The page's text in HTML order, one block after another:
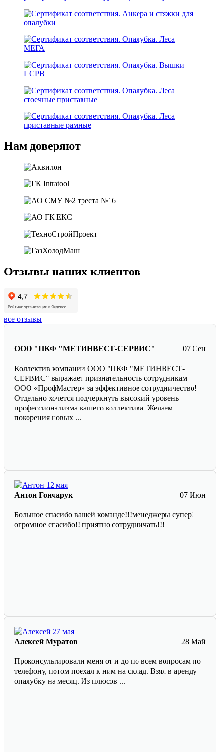
Нам доверяют
Отзывы наших клиентов
все отзывы
07 Сен
ООО "ПКФ "МЕТИНВЕСТ-СЕРВИС"
Коллектив компании ООО "ПКФ "МЕТИНВЕСТ-
СЕРВИС" выражает признательность сотрудникам
ООО «ПрофМастер» за эффективное сотрудничество!
Отдельно хочется подчеркнуть высокий уровень
профессионализма вашего коллектива. Желаем
покорения новых ...
07 Июн
Антон Гончарук
Большое спасибо вашей команде!!!менеджеры супер!
огромное спасибо!! приятно сотрудничать!!!
28 Май
Алексей Муратов
Проконсультировали меня от и до по всем вопросам по
телефону, потом поехал к ним на склад. Взял в аренду
опалубку на месяц. Из плюсов ...